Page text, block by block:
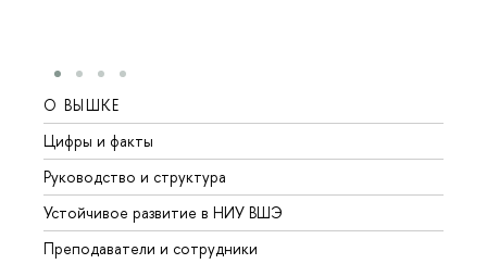
О ВЫШКЕ
Цифры и факты
Руководство и структура
Устойчивое развитие в НИУ ВШЭ
Преподаватели и сотрудники